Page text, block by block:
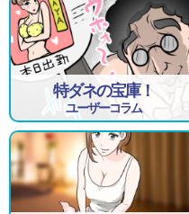
特ダネの宝庫！
ユーザーコラム